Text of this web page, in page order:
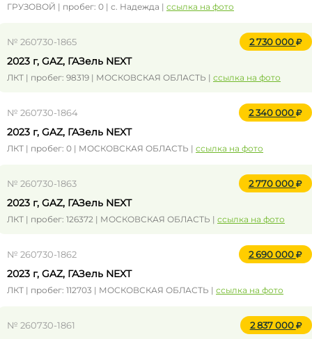
ГРУЗОВОЙ | пробег: 0 | с. Надежда | ссылка на фото
№ 260730-1865 2 730 000
2023 г, GAZ, ГАЗель NEXT
ЛКТ | пробег: 98319 | МОСКОВСКАЯ ОБЛАСТЬ | ссылка на фото
№ 260730-1864 2 340 000
2023 г, GAZ, ГАЗель NEXT
ЛКТ | пробег: 0 | МОСКОВСКАЯ ОБЛАСТЬ | ссылка на фото
№ 260730-1863 2 770 000
2023 г, GAZ, ГАЗель NEXT
ЛКТ | пробег: 126372 | МОСКОВСКАЯ ОБЛАСТЬ | ссылка на фото
№ 260730-1862 2 690 000
2023 г, GAZ, ГАЗель NEXT
ЛКТ | пробег: 112703 | МОСКОВСКАЯ ОБЛАСТЬ | ссылка на фото
№ 260730-1861 2 837 000